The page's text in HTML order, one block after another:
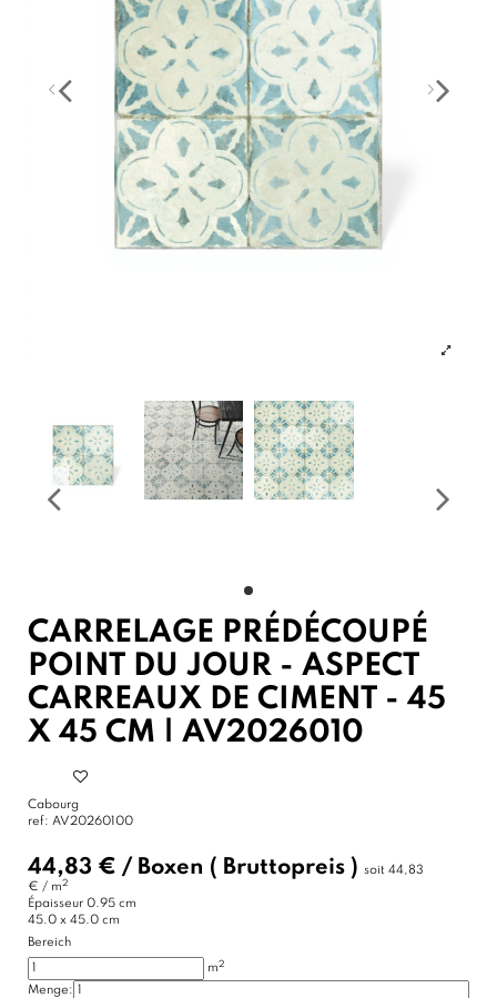
CARRELAGE PRÉDÉCOUPÉ
POINT DU JOUR - ASPECT
CARREAUX DE CIMENT - 45
X 45 CM | AV2026010
Cabourg
ref: AV20260100
44,83 € / Boxen ( Bruttopreis ) soit 44,83
€ / m2
Épaisseur 0.95 cm
45.0 x 45.0 cm
Bereich
m2
Menge: